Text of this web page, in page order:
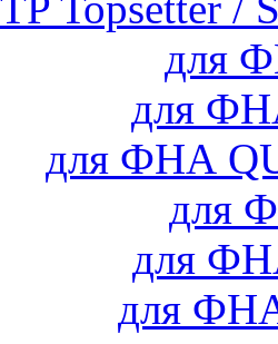
для
для
для ФНА
для
для
для